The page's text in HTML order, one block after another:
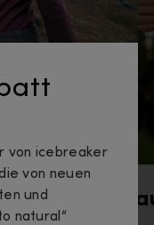
von icebreaker
von neuen
und
natural“